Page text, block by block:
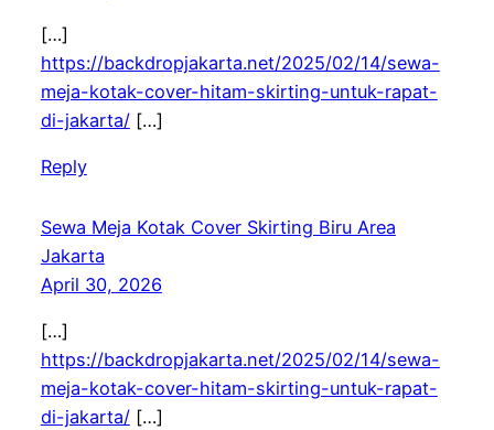
[…]
https://backdropjakarta.net/2025/02/14/sewa-
meja-kotak-cover-hitam-skirting-untuk-rapat-
di-jakarta/[…]
Reply
Sewa Meja Kotak Cover Skirting Biru Area
Jakarta
April 30, 2026
[…]
https://backdropjakarta.net/2025/02/14/sewa-
meja-kotak-cover-hitam-skirting-untuk-rapat-
di-jakarta/[…]